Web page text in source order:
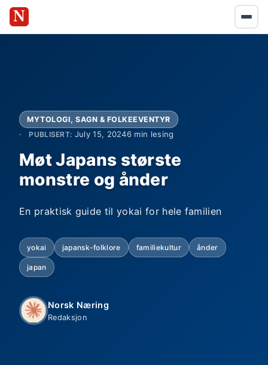
MYTOLOGI, SAGN & FOLKEEVENTYR
PUBLISERT: July 15, 20246 min lesing
Møt Japans største
monstre og ånder
En praktisk guide til yokai for hele familien
yokai japansk-folklore familiekultur ånder
japan
Norsk Næring
Redaksjon